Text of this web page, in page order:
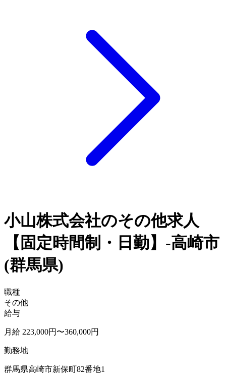
小山株式会社のその他求人
【固定時間制・日勤】-高崎市
(群馬県)
職種
その他
給与
月給 223,000円〜360,000円
勤務地
群馬県高崎市新保町82番地1